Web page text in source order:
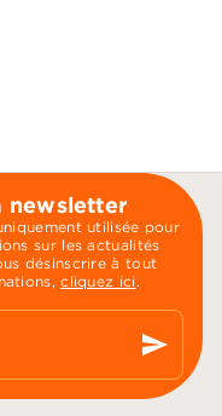
newsletter
utilisée pour
sur les actualités
désinscrire à tout
cliquez ici .
send